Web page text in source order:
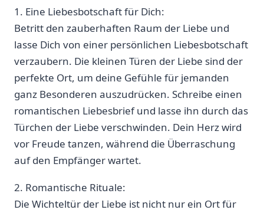
1. Eine Liebesbotschaft für Dich:
Betritt den zauberhaften Raum der ‌Liebe und
lasse Dich von einer persönlichen Liebesbotschaft
​verzaubern. Die ​kleinen‌ Türen der ⁤Liebe sind der
perfekte Ort, um deine Gefühle ⁢für jemanden
ganz Besonderen auszudrücken. Schreibe einen
romantischen Liebesbrief und lasse ihn durch das
Türchen der Liebe verschwinden. Dein Herz wird
vor Freude tanzen,‍ während die Überraschung
auf ⁣den Empfänger wartet.
2. Romantische Rituale:
Die​ Wichteltür der Liebe ist nicht nur ein Ort für